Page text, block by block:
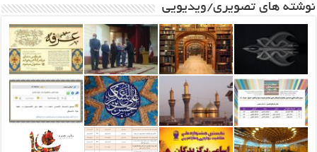
نوشته های تصویری/ویدیویی